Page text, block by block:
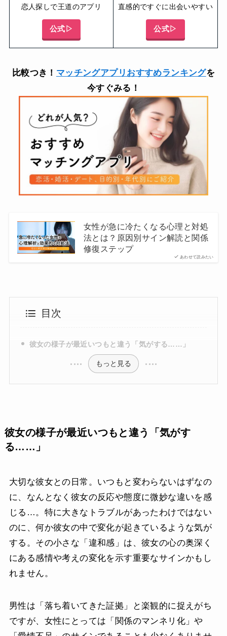
恋人探しで王道のアプリ
直感的ですぐに出会いやすい
公式▷ 公式▷
比較つき！ マッチングアプリおすすめランキングを
今すぐみる！
あわせて読みたい
女性が急に冷たくなる心理と対処
法とは？原因別サイン解読と関係
修復ステップ
目次
彼女の様子が最近いつもと違う「気がする……」
もっと見る
彼女の様子が最近いつもと違う「気がす
る……」
大切な彼女との日常。いつもと変わらないはずなの
に、なんとなく彼女の反応や態度に微妙な違いを感
じる…。特に大きなトラブルがあったわけではない
のに、何か彼女の中で変化が起きているような気が
する。その小さな「違和感」は、彼女の心の奥深く
にある感情や考えの変化を示す重要なサインかもし
れません。
男性は「落ち着いてきた証拠」と楽観的に捉えがち
ですが、女性にとっては「関係のマンネリ化」や